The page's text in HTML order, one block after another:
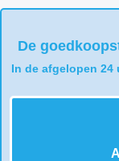
De
In de afgelopen